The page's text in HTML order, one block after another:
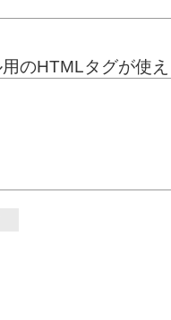
のHTMLタグが使